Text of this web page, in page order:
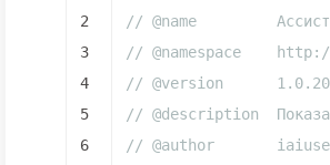
2
3
4
5
6
// @name
// @namespace
// @version
// @description
// @author